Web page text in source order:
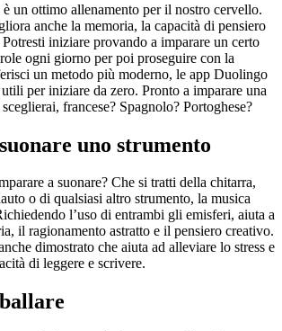
un ottimo allenamento per il nostro cervello.
anche la memoria, la capacità di pensiero
iniziare provando a imparare un certo
ogni giorno per poi proseguire con la
un metodo più moderno, le app Duolingo
per iniziare da zero. Pronto a imparare una
francese? Spagnolo? Portoghese?
uno strumento
a suonare? Che si tratti della chitarra,
o di qualsiasi altro strumento, la musica
l’uso di entrambi gli emisferi, aiuta a
il ragionamento astratto e il pensiero creativo.
dimostrato che aiuta ad alleviare lo stress e
di leggere e scrivere.